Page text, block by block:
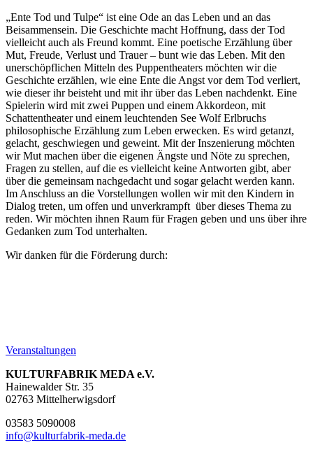
„Ente Tod und Tulpe“ ist eine Ode an das Leben und an das
Beisammensein. Die Geschichte macht Hoffnung, dass der Tod
vielleicht auch als Freund kommt. Eine poetische Erzählung über
Mut, Freude, Verlust und Trauer – bunt wie das Leben. Mit den
unerschöpflichen Mitteln des Puppentheaters möchten wir die
Geschichte erzählen, wie eine Ente die Angst vor dem Tod verliert,
wie dieser ihr beisteht und mit ihr über das Leben nachdenkt. Eine
Spielerin wird mit zwei Puppen und einem Akkordeon, mit
Schattentheater und einem leuchtenden See Wolf Erlbruchs
philosophische Erzählung zum Leben erwecken. Es wird getanzt,
gelacht, geschwiegen und geweint. Mit der Inszenierung möchten
wir Mut machen über die eigenen Ängste und Nöte zu sprechen,
Fragen zu stellen, auf die es vielleicht keine Antworten gibt, aber
über die gemeinsam nachgedacht und sogar gelacht werden kann.
Im Anschluss an die Vorstellungen wollen wir mit den Kindern in
Dialog treten, um offen und unverkrampft über dieses Thema zu
reden. Wir möchten ihnen Raum für Fragen geben und uns über ihre
Gedanken zum Tod unterhalten.
Wir danken für die Förderung durch:
Veranstaltungen
KULTURFABRIK MEDA e.V.
Hainewalder Str. 35
02763 Mittelherwigsdorf
03583 5090008
info@kulturfabrik-meda.de